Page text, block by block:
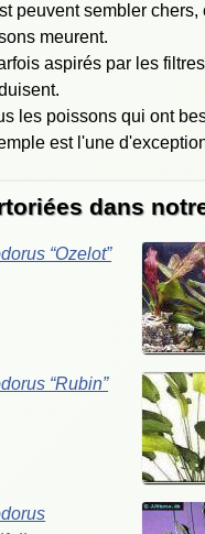
peuvent sembler
meurent.
aspirés par les
les poissons qui ont
est l'une
dans
“Ozelot”
“Rubin”